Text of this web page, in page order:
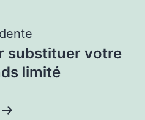
substituer votre
limité